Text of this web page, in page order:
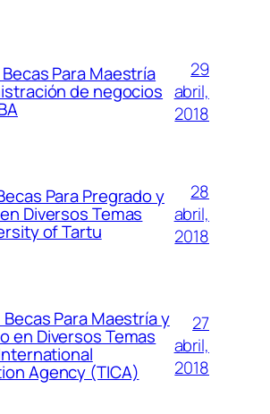
Para Maestría
de negocios
29
abril,
2018
Para Pregrado y
Diversos Temas
of Tartu
28
abril,
2018
Para Maestría y
en Diversos Temas
Agency (TICA)
27
abril,
2018